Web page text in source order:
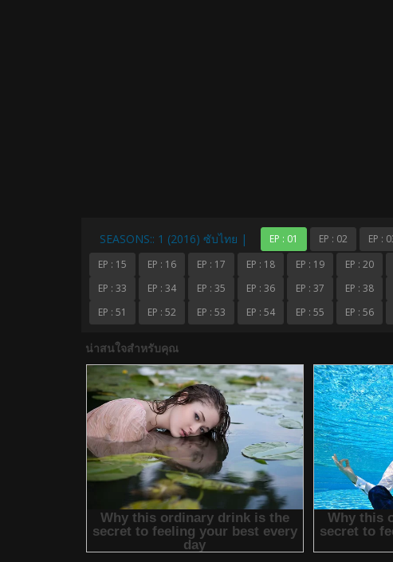
SEASONS:: 1 (2016) ซับไทย | EP : 01 EP : 02 EP :
EP : 15
EP : 16 EP : 17 EP : 18 EP : 19 EP : 20
EP : 33
EP : 34 EP : 35 EP : 36 EP : 37 EP : 38
EP : 51
EP : 52 EP : 53 EP : 54 EP : 55 EP : 56